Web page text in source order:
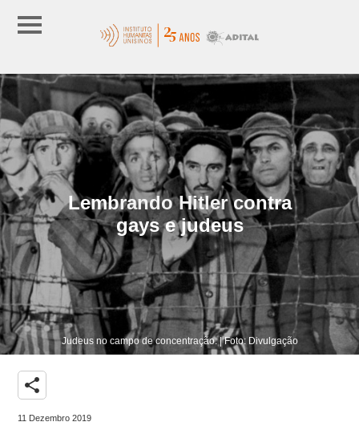
Lembrando Hitler contra
gays e judeus
Judeus no campo de concentração. | Foto: Divulgação
share
11 Dezembro 2019